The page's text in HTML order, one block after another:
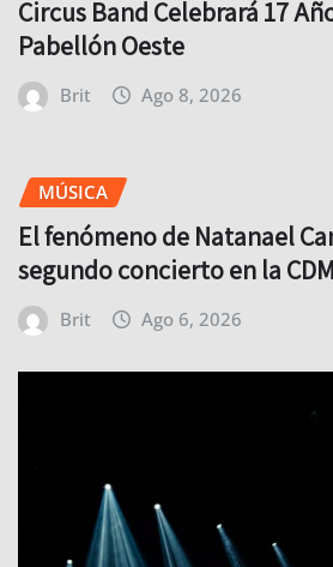
Brit Ago 8, 2026
MÚSICA
segundo concierto en la CDMX
Brit Ago 6, 2026